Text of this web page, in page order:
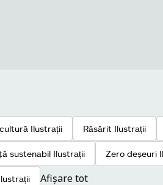
Ilustrații Răsărit Ilustrații
sustenabil Ilustrații Zero deşeuri
Afișare tot